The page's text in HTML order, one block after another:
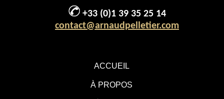
ACCUEIL
À PROPOS
+33 (0)1 39 35 25 14
contact@arnaudpelletier.com